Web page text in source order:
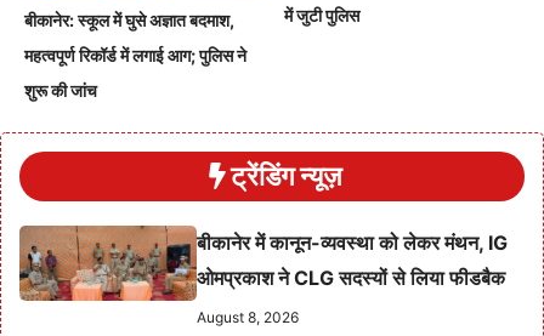
बीकानेर: स्कूल में घुसे अज्ञात बदमाश,
महत्वपूर्ण रिकॉर्ड में लगाई आग; पुलिस ने
शुरू की जांच
में जुटी पुलिस
ट्रेंडिंग न्यूज़
बीकानेर में कानून-व्यवस्था को लेकर मंथन, IG
ओमप्रकाश ने CLG सदस्यों से लिया फीडबैक
August 8, 2026